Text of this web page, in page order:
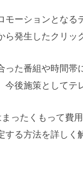
モーションとな
ら発生したクリッ
った番組や時間帯
今後施策としてテ
ったくもって費
する方法を詳しく